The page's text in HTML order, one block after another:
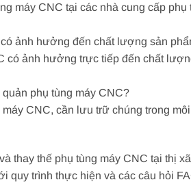
máy CNC tại các nhà cung cấp
ảnh hưởng đến chất lượng sản
có ảnh hưởng trực tiếp đến chất
phụ tùng máy CNC?
CNC, cần lưu trữ chúng trong
thay thế phụ tùng máy CNC tại thị
quy trình thực hiện và các câu hỏi